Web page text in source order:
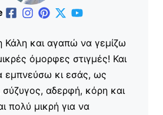
Κάλη και αγαπώ να γεμίζω
όμορφες στιγμές! Και
εμπνεύσω κι εσάς, ως
αδερφή, κόρη και
πολύ μικρή για να